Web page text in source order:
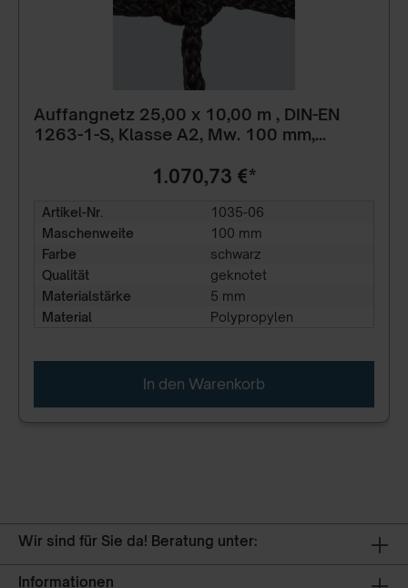
Auffangnetz 25,00 x 10,00 m , DIN-EN
1263-1-S, Klasse A2, Mw. 100 mm,
1.070,73 €*
Artikel-Nr.
1035-06
Maschenweite
100 mm
Farbe
schwarz
Qualität
geknotet
Materialstärke
5 mm
Material
Polypropylen
In den Warenkorb
Wir sind für Sie da! Beratung unter:
Informationen